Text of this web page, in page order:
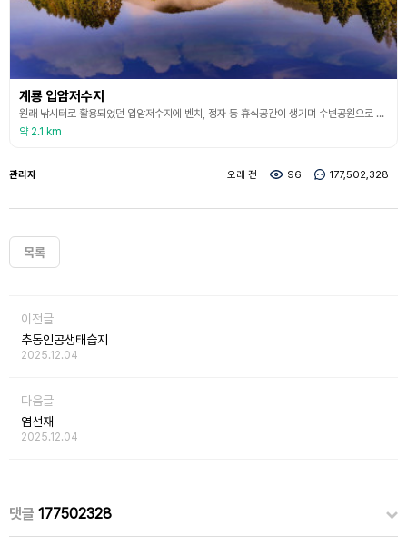
계룡 입암저수지
원래 낚시터로 활용되었던 입암저수지에 벤치, 정자 등 휴식공간이 생기며 수변공원으로 다시 태어났다. 저수지를 끼고 걸을 수 있는 둘레길은 965m로 길지 않아 잔잔히 흐르는 물결에 맞춰 걷을 수 있다. 왼쪽으로는 대둔산 오른쪽으로는 계룡산이 보이고, 무엇보다 물에 반영된 메타세콰이아 풍경에 출사지로 유명하다. (출처 : 계룡시 문화관광 홈페이지)
약 2.1 km
관리자 오래 전 96 177,502,328
목록
이전글
추동인공생태습지
2025.12.04
다음글
염선재
2025.12.04
댓글 177502328